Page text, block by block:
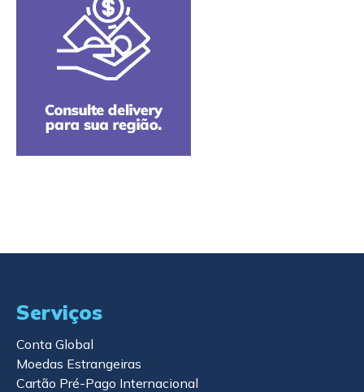
Serviços
Conta Global
Moedas Estrangeiras
Cartão Pré-Pago Internacional